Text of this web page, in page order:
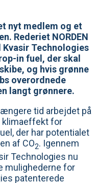
nyt medlem og et
Rederiet NORDEN
Technologies
in fuel, der skal
og hvis grønne
overordnede
langt grønnere.
tid arbejdet på
klimaeffekt for
der har potentialet
af CO2. Igennem
Technologies nu
mulighederne for
patenterede